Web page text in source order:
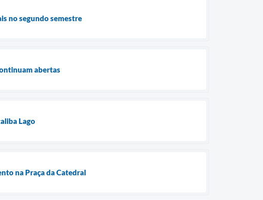
no segundo semestre
abertas
Lago
na Praça da Catedral